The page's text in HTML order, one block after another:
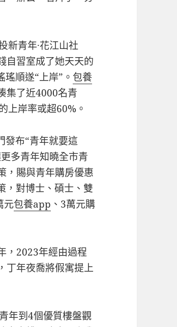
新青年·花江山社
自習室成了她天天的
順遂“上岸”。 包養
集了近4000名青
上岸率或超60%。
發布“青年就要這
多青年知曉全市青
，賜與青年購房優惠
，對博士、碩士、雙
元包養app 、3萬元購
，2023年經由過程
丁年夜喬將假寓提上
年到4個優質樓盤觀